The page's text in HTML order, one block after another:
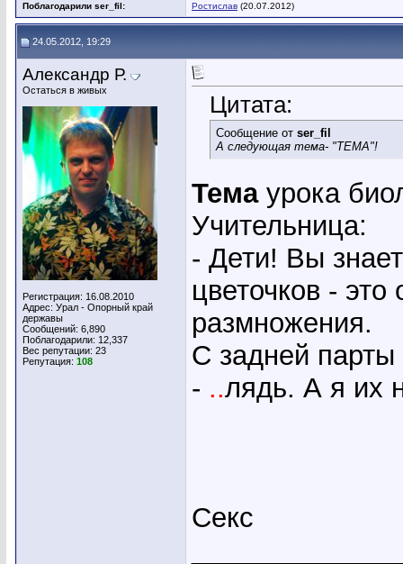
Поблагодарили ser_fil: Ростислав (20.07.2012)
24.05.2012, 19:29
Александр Р.
Остаться в живых
Регистрация: 16.08.2010
Адрес: Урал - Опорный край
державы
Сообщений: 6,890
Поблагодарили: 12,337
Вес репутации: 23
Репутация: 108
Цитата:
Сообщение от ser_fil
А следующая тема- "ТЕМА"!
Темаурока
Учительница:
- Дети! Вы
цветочков - это
размножения.
С задней парты
- ..лядь. А я их
Секс